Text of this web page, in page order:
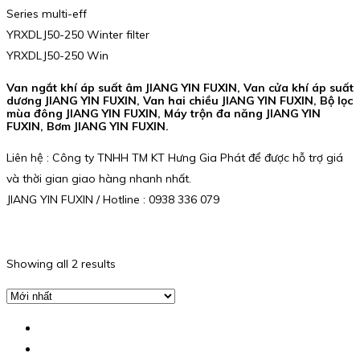
Series multi-eff
YRXDLJ50-250 Winter filter
YRXDLJ50-250 Win
Van ngắt khí áp suất âm JIANG YIN FUXIN, Van cửa khí áp suất
dương JIANG YIN FUXIN, Van hai chiều JIANG YIN FUXIN, Bộ lọc
mùa đông JIANG YIN FUXIN, Máy trộn đa năng JIANG YIN
FUXIN, Bơm JIANG YIN FUXIN.
Liên hệ : Công ty TNHH TM KT Hưng Gia Phát để được hỗ trợ giá
và thời gian giao hàng nhanh nhất.
JIANG YIN FUXIN / Hotline : 0938 336 079
Showing all 2 results